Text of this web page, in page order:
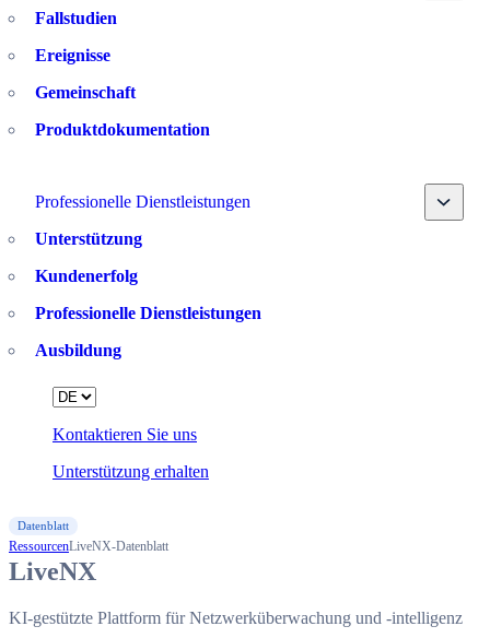
Fallstudien
Ereignisse
Gemeinschaft
Produktdokumentation
Professionelle Dienstleistungen Toggle
Unterstützung
Kundenerfolg
Professionelle Dienstleistungen
Ausbildung
Kontaktieren Sie uns
Unterstützung erhalten
Language
Datenblatt
RessourcenLiveNX-Datenblatt
LiveNX
KI-gestützte Plattform für Netzwerküberwachung und -intelligenz